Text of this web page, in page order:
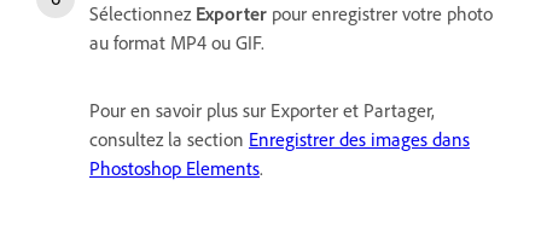
Sélectionnez Exporter pour enregistrer votre photo
au format MP4 ou GIF.
Pour en savoir plus sur Exporter et Partager,
consultez la section Enregistrer des images dans
Phostoshop Elements.